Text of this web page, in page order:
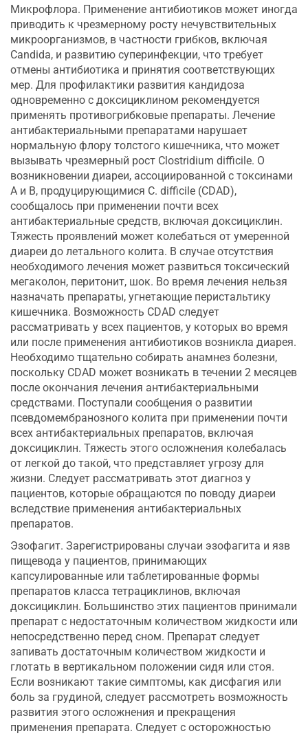
Микрофлора. Применение антибиотиков может иногда
приводить к чрезмерному росту нечувствительных
микроорганизмов, в частности грибков, включая
Candida, и развитию суперинфекции, что требует
отмены антибиотика и принятия соответствующих
мер. Для профилактики развития кандидоза
одновременно с доксициклином рекомендуется
применять противогрибковые препараты. Лечение
антибактериальными препаратами нарушает
нормальную флору толстого кишечника, что может
вызывать чрезмерный рост Clostridium difficile. О
возникновении диареи, ассоциированной с токсинами
А и В, продуцирующимися C. difficile (CDAD),
сообщалось при применении почти всех
антибактериальные средств, включая доксициклин.
Тяжесть проявлений может колебаться от умеренной
диареи до летального колита. В случае отсутствия
необходимого лечения может развиться токсический
мегаколон, перитонит, шок. Во время лечения нельзя
назначать препараты, угнетающие перистальтику
кишечника. Возможность CDAD следует
рассматривать у всех пациентов, у которых во время
или после применения антибиотиков возникла диарея.
Необходимо тщательно собирать анамнез болезни,
поскольку CDAD может возникать в течении 2 месяцев
после окончания лечения антибактериальными
средствами. Поступали сообщения о развитии
псевдомембранозного колита при применении почти
всех антибактериальных препаратов, включая
доксициклин. Тяжесть этого осложнения колебалась
от легкой до такой, что представляет угрозу для
жизни. Следует рассматривать этот диагноз у
пациентов, которые обращаются по поводу диареи
вследствие применения антибактериальных
препаратов.
Эзофагит. Зарегистрированы случаи эзофагита и язв
пищевода у пациентов, принимающих
капсулированные или таблетированные формы
препаратов класса тетрациклинов, включая
доксициклин. Большинство этих пациентов принимали
препарат с недостаточным количеством жидкости или
непосредственно перед сном. Препарат следует
запивать достаточным количеством жидкости и
глотать в вертикальном положении сидя или стоя.
Если возникают такие симптомы, как дисфагия или
боль за грудиной, следует рассмотреть возможность
развития этого осложнения и прекращения
применения препарата. Следует с осторожностью